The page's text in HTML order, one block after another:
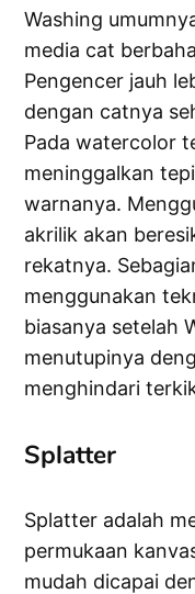
Washing
media cat
Pengencer jauh
dengan catnya
Pada watercolor
meninggalkan
warnanya.
akrilik akan
rekatnya.
menggunakan
biasanya setelah
menutupinya
menghindari
Splatter
Splatter adalah
permukaan
mudah dicapai